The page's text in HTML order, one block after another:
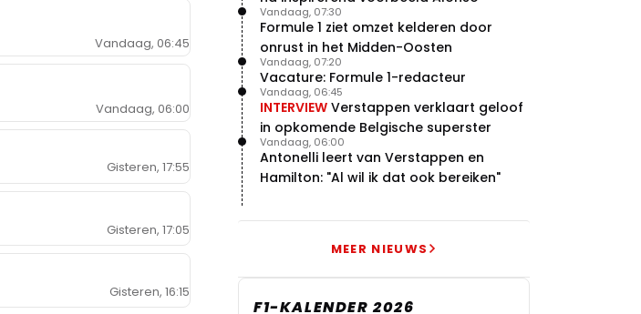
Vandaag, 06:45
Vandaag, 06:00
Gisteren, 17:55
Gisteren, 17:05
Gisteren, 16:15
Formule 1 ziet omzet kelderen door
onrust in het Midden-Oosten
Vandaag, 07:30
Vacature: Formule 1-redacteur
Vandaag, 07:20
INTERVIEW Verstappen verklaart geloof
in opkomende Belgische superster
Vandaag, 06:45
Antonelli leert van Verstappen en
Hamilton: "Al wil ik dat ook bereiken"
Vandaag, 06:00
MEER NIEUWS
F1-KALENDER 2026